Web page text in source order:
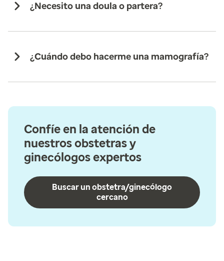
¿Necesito una doula o partera?
¿Cuándo debo hacerme una mamografía?
Confíe en la atención de
nuestros obstetras y
ginecólogos expertos
Buscar un obstetra/ginecólogo
cercano